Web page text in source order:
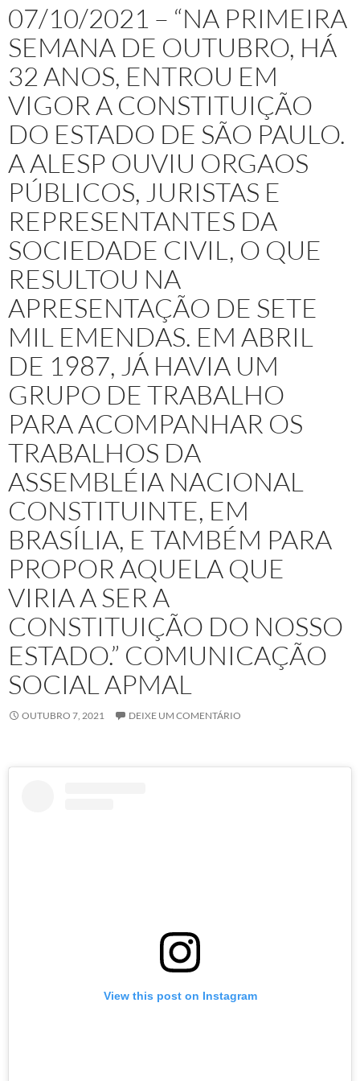
07/10/2021 – “NA PRIMEIRA
SEMANA DE OUTUBRO, HÁ
32 ANOS, ENTROU EM
VIGOR A CONSTITUIÇÃO
DO ESTADO DE SÃO PAULO.
A ALESP OUVIU ORGAOS
PÚBLICOS, JURISTAS E
REPRESENTANTES DA
SOCIEDADE CIVIL, O QUE
RESULTOU NA
APRESENTAÇÃO DE SETE
MIL EMENDAS. EM ABRIL
DE 1987, JÁ HAVIA UM
GRUPO DE TRABALHO
PARA ACOMPANHAR OS
TRABALHOS DA
ASSEMBLÉIA NACIONAL
CONSTITUINTE, EM
BRASÍLIA, E TAMBÉM PARA
PROPOR AQUELA QUE
VIRIA A SER A
CONSTITUIÇÃO DO NOSSO
ESTADO.” COMUNICAÇÃO
SOCIAL APMAL
OUTUBRO 7, 2021 DEIXE UM COMENTÁRIO
View this post on Instagram